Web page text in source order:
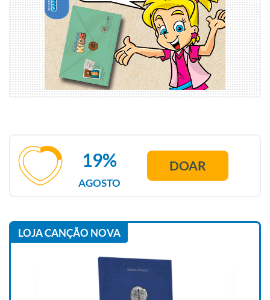
AGOSTO
19% DOAR
LOJA CANÇÃO NOVA